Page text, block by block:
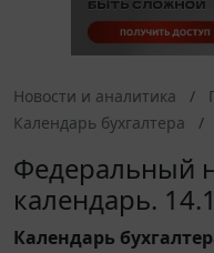
Новости и аналитика
Календарь бухгалтера
Федеральный
календарь.
Календарь